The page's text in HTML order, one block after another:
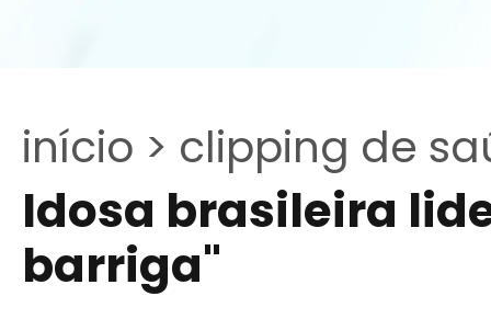
início > clipping de
Idosa brasileira
barriga"